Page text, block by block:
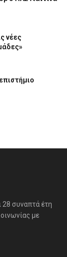
νέες
28 συναπτά έτη
με